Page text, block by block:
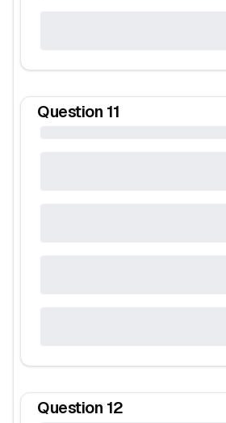
Question 11
Question 12